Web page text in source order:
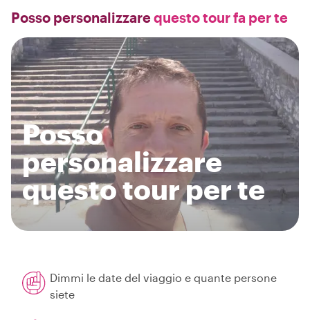
Posso personalizzarequesto tour fa per te
Posso
personalizzare
questo tour per te
Dimmi le date del viaggio e quante persone
siete